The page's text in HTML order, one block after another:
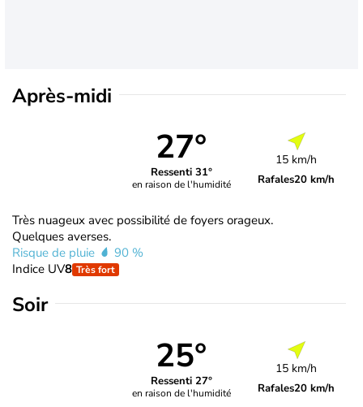
Après-midi
27°
Ressenti 31°
en raison de l'humidité
15 km/h
Rafales20 km/h
Très nuageux avec possibilité de foyers orageux.
Quelques averses.
Risque de pluie
90 %
Indice UV8 Très fort
Soir
25°
Ressenti 27°
en raison de l'humidité
15 km/h
Rafales20 km/h